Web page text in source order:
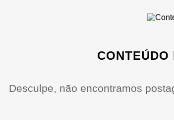
CONTEÚDO
Desculpe, não encontramos